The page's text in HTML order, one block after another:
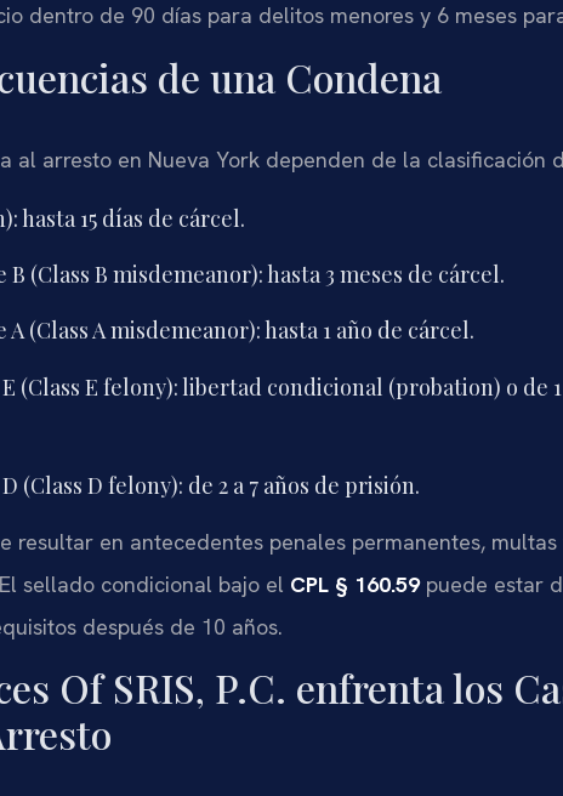
dentro de 90 días para delitos menores y 6 meses
de una Condena
al arresto en Nueva York dependen de la clasificación
hasta 15 días de cárcel.
(Class B misdemeanor): hasta 3 meses de cárcel.
(Class A misdemeanor): hasta 1 año de cárcel.
(Class E felony): libertad condicional (probation) o de 1
(Class D felony): de 2 a 7 años de prisión.
resultar en antecedentes penales permanentes,
sellado condicional bajo el CPL § 160.59puede estar
después de 10 años.
Of SRIS, P.C. enfrenta los